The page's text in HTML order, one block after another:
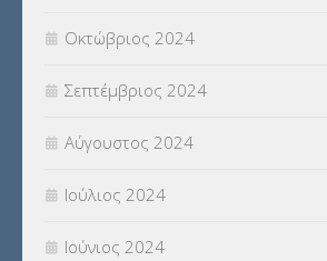
Οκτώβριος 2024
Σεπτέμβριος 2024
Αύγουστος 2024
Ιούλιος 2024
Ιούνιος 2024